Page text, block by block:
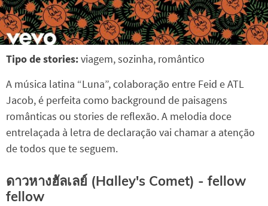
Tipo de stories:viagem, sozinha, romântico
A música latina “Luna”, colaboração entre Feid e ATL
Jacob, é perfeita como background de paisagens
românticas ou stories de reflexão. A melodia doce
entrelaçada à letra de declaração vai chamar a atenção
de todos que te seguem.
ดาวหางฮัลเลย์ (Halley's Comet) - fellow
fellow